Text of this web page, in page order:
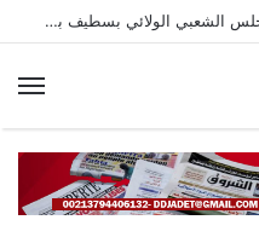
سفيان بوعنداس رئيسًا جديدًا للمجلس الشعبي الولائي بسطيف بالأغلبية